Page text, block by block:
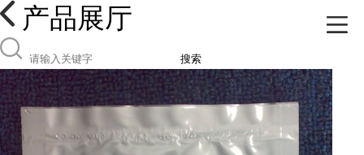
产品展厅
搜索